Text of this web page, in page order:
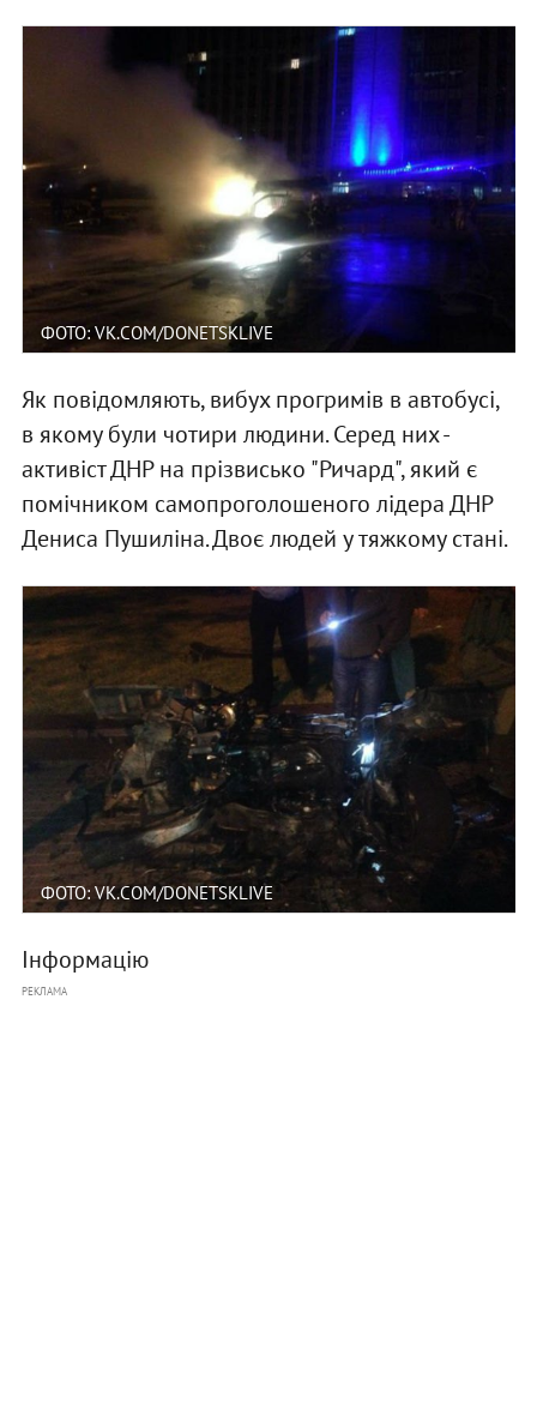
ФОТО: VK.COM/DONETSKLIVE
Як повідомляють, вибух прогримів в автобусі,
в якому були чотири людини. Серед них -
активіст ДНР на прізвисько "Ричард", який є
помічником самопроголошеного лідера ДНР
Дениса Пушиліна. Двоє людей у тяжкому стані.
ФОТО: VK.COM/DONETSKLIVE
Інформацію
РЕКЛАМА